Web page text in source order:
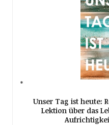
Unser Tag ist heute:
Lektion über das